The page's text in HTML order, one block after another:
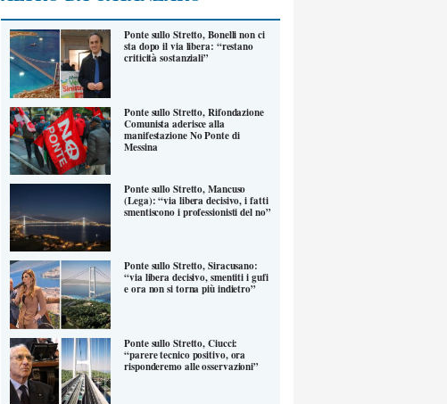
Ponte sullo Stretto, Bonelli non ci
sta dopo il via libera: “restano
criticità sostanziali”
Ponte sullo Stretto, Rifondazione
Comunista aderisce alla
manifestazione No Ponte di
Messina
Ponte sullo Stretto, Mancuso
(Lega): “via libera decisivo, i fatti
smentiscono i professionisti del no”
Ponte sullo Stretto, Siracusano:
“via libera decisivo, smentiti i gufi
e ora non si torna più indietro”
Ponte sullo Stretto, Ciucci:
“parere tecnico positivo, ora
risponderemo alle osservazioni”